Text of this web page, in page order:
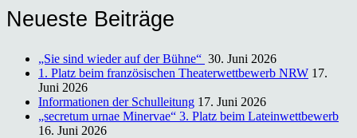
Neueste Beiträge
„Sie sind wieder auf der Bühne“ 30. Juni 2026
1. Platz beim französischen Theaterwettbewerb NRW 17.
Juni 2026
Informationen der Schulleitung 17. Juni 2026
„secretum urnae Minervae“ 3. Platz beim Lateinwettbewerb
16. Juni 2026